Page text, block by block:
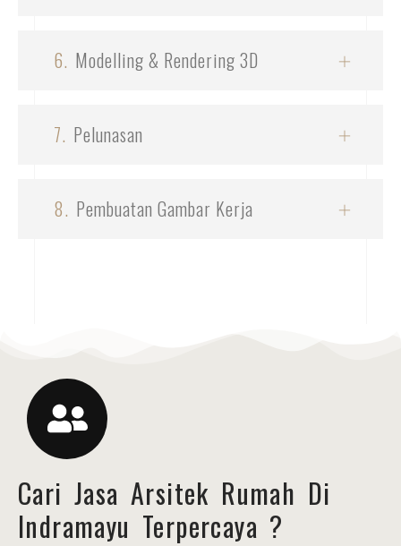
6. Modelling & Rendering 3D
7. Pelunasan
8. Pembuatan Gambar Kerja
Cari Jasa Arsitek Rumah Di
Indramayu Terpercaya ?